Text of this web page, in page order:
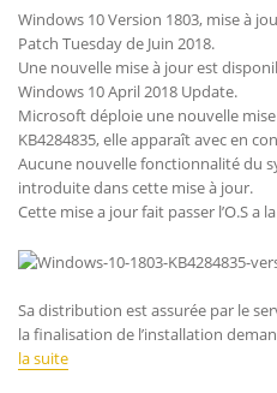
Windows 10 Version 1803, mise à
Patch Tuesday de Juin 2018.
Une nouvelle mise à jour est
Windows 10 April 2018 Update.
Microsoft déploie une nouvelle
KB4284835, elle apparaît avec en
Aucune nouvelle fonctionnalité du
introduite dans cette mise à jour.
Cette mise a jour fait passer l’O.S a
Sa distribution est assurée par le
la finalisation de l’installation
la suite